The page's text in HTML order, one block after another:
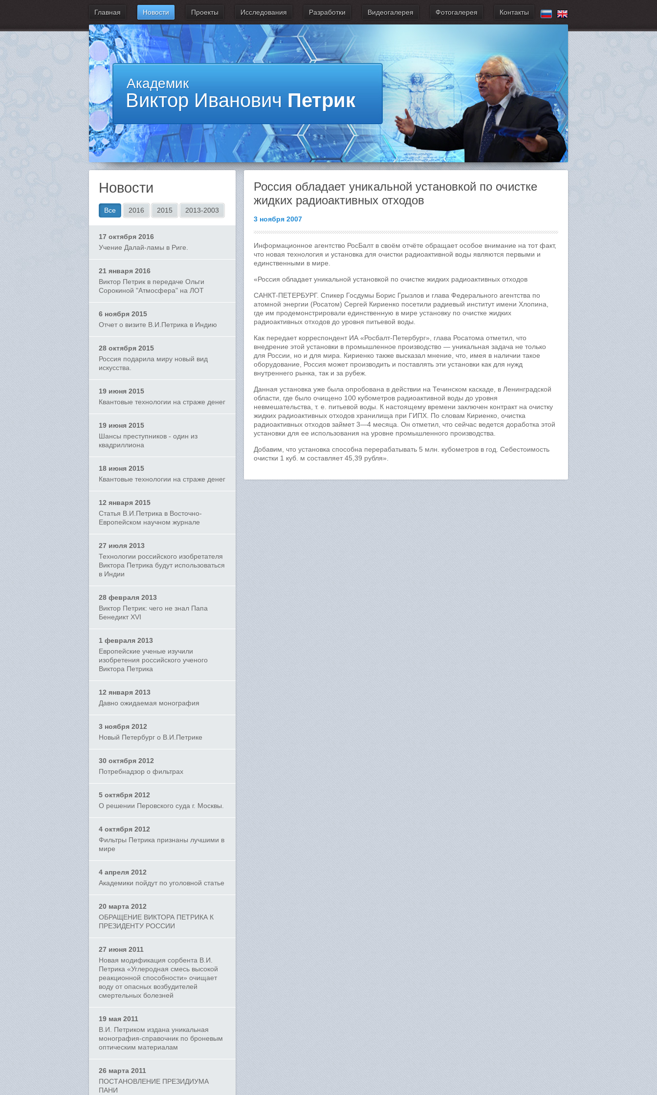
Главная Новости Проекты Исследования Разработки Видеогалерея Фотогалерея Контакты
Академик
Виктор Иванович Петрик
Новости
Все 2016 2015 2013-2003
17 октября 2016
Учение Далай-ламы в Риге.
21 января 2016
Виктор Петрик в передаче Ольги
Сорокиной "Атмосфера" на ЛОТ
6 ноября 2015
Отчет о визите В.И.Петрика в Индию
28 октября 2015
Россия подарила миру новый вид
искусства.
19 июня 2015
Квантовые технологии на страже денег
19 июня 2015
Шансы преступников - один из
квадриллиона
18 июня 2015
Квантовые технологии на страже денег
12 января 2015
Статья В.И.Петрика в Восточно-
Европейском научном журнале
27 июля 2013
Технологии российского изобретателя
Виктора Петрика будут использоваться
в Индии
28 февраля 2013
Виктор Петрик: чего не знал Папа
Бенедикт XVI
1 февраля 2013
Европейские ученые изучили
изобретения российского ученого
Виктора Петрика
12 января 2013
Давно ожидаемая монография
3 ноября 2012
Новый Петербург о В.И.Петрике
30 октября 2012
Потребнадзор о фильтрах
5 октября 2012
О решении Перовского суда г. Москвы.
4 октября 2012
Фильтры Петрика признаны лучшими в
мире
4 апреля 2012
Академики пойдут по уголовной статье
20 марта 2012
ОБРАЩЕНИЕ ВИКТОРА ПЕТРИКА К
ПРЕЗИДЕНТУ РОССИИ
27 июня 2011
Новая модификация сорбента В.И.
Петрика «Углеродная смесь высокой
реакционной способности» очищает
воду от опасных возбудителей
смертельных болезней
19 мая 2011
В.И. Петриком издана уникальная
монография-справочник по броневым
оптическим материалам
26 марта 2011
ПОСТАНОВЛЕНИЕ ПРЕЗИДИУМА
ПАНИ
Россия обладает уникальной установкой по очистке
жидких радиоактивных отходов
3 ноября 2007
Информационное агентство РосБалт в своём отчёте обращает особое внимание на тот факт,
что новая технология и установка для очистки радиоактивной воды являются первыми и
единственными в мире.
«Россия обладает уникальной установкой по очистке жидких радиоактивных отходов
САНКT-ПЕТЕРБУРГ. Спикер Госдумы Борис Грызлов и глава Федерального агентства по
атомной энергии (Росатом) Сергей Кириенко посетили радиевый институт имени Хлопина,
где им продемонстрировали единственную в мире установку по очистке жидких
радиоактивных отходов до уровня питьевой воды.
Как передает корреспондент ИА «Росбалт-Петербург», глава Росатома отметил, что
внедрение этой установки в промышленное производство — уникальная задача не только
для России, но и для мира. Кириенко также высказал мнение, что, имея в наличии такое
оборудование, Россия может производить и поставлять эти установки как для нужд
внутреннего рынка, так и за рубеж.
Данная установка уже была опробована в действии на Течинском каскаде, в Ленинградской
области, где было очищено 100 кубометров радиоактивной воды до уровня
невмешательства, т. е. питьевой воды. К настоящему времени заключен контракт на очистку
жидких радиоактивных отходов хранилища при ГИПХ. По словам Кириенко, очистка
радиоактивных отходов займет 3—4 месяца. Он отметил, что сейчас ведется доработка этой
установки для ее использования на уровне промышленного производства.
Добавим, что установка способна перерабатывать 5 млн. кубометров в год. Себестоимость
очистки 1 куб. м составляет 45,39 рубля».